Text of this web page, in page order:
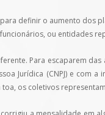
definir o aumento dos
ou entidades
Para escaparem
Jurídica (CNPJ) e
os coletivos